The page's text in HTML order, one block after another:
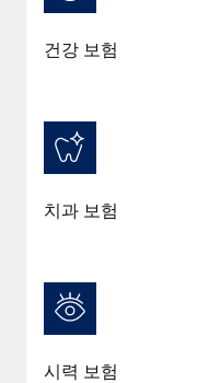
건강 보험
치과 보험
시력 보험